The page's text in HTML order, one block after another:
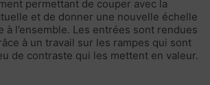
permettant de couper avec la
et de donner une nouvelle échelle
à l’ensemble. Les entrées sont rendues
à un travail sur les rampes qui sont
de contraste qui les mettent en valeur.